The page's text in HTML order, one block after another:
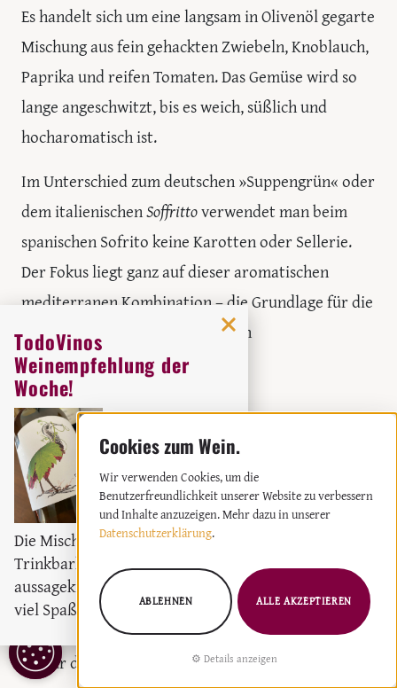
COOKIE
EINSTELLUNGEN
Es handelt sich um eine langsam in Olivenöl gegarte
Mischung aus fein gehackten Zwiebeln, Knoblauch,
Paprika und reifen Tomaten. Das Gemüse wird so
lange angeschwitzt, bis es weich, süßlich und
hocharomatisch ist.
Im Unterschied zum deutschen »Suppengrün« oder
dem italienischenSoffrittoverwendet man beim
spanischen Sofrito keine Karotten oder Sellerie.
Der Fokus liegt ganz auf dieser aromatischen
mediterranen Kombination – die Grundlage für die
leckere Sauce, die den spanischen
Lammbraten perfekt begleitet.
SPANISCHER LAMMBRATEN: SCHRITT-
FÜR-SCHRITT-ZUBEREITUNG
1. Vorbereitung
Das Lamm mit Salz, Pfeffer und 1 TL
Paprikapulver einreiben.
Für die Kräuterpaste Knoblauch, Thymian,
TodoVinos
Weinempfehlung der
Woche!
Orig
Weingut:Miquel Oliver
Weißwein
2023
Die Mischung aus moderne
Trinkbarkeit und
aussagekräftigem Wein macht
viel Spaß und hält bei Laune.
Wir verwenden Cookies, um die
Benutzerfreundlichkeit unserer Website zu verbessern
und Inhalte anzuzeigen. Mehr dazu in unserer
Datenschutzerklärung.
Details anzeigen
ABLEHNEN ALLE AKZEPTIEREN